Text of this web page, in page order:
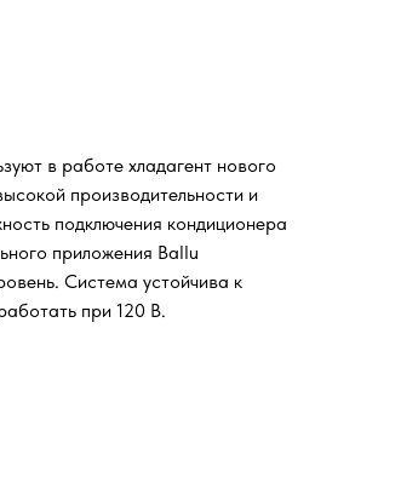
в работе хладагент нового
производительности и
подключения кондиционера
приложения Ballu
Система устойчива к
при 120 В.